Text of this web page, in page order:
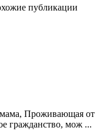
публикации
мама, Проживающая от
гражданство, мож ...